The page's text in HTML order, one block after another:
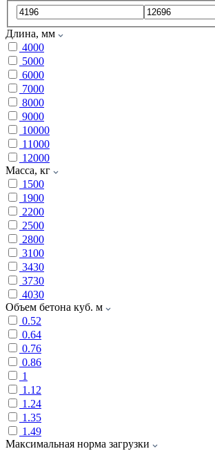
Длина, мм
4000
5000
6000
7000
8000
9000
10000
11000
12000
Масса, кг
1500
1900
2200
2500
2800
3100
3430
3730
4030
Объем бетона куб. м
0.52
0.64
0.76
0.86
1
1.12
1.24
1.35
1.49
Максимальная норма загрузки